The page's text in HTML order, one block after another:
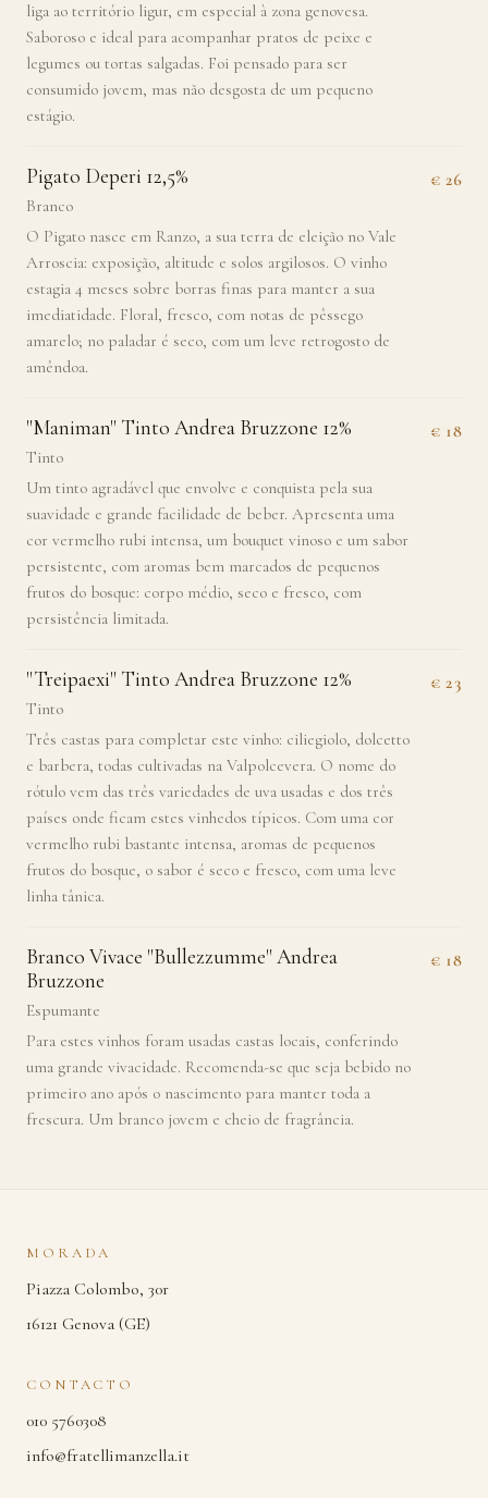
liga ao território ligur, em especial à zona genovesa.
Saboroso e ideal para acompanhar pratos de peixe e
legumes ou tortas salgadas. Foi pensado para ser
consumido jovem, mas não desgosta de um pequeno
estágio.
Pigato Deperi 12,5%
Branco
O Pigato nasce em Ranzo, a sua terra de eleição no Vale
Arroscia: exposição, altitude e solos argilosos. O vinho
estagia 4 meses sobre borras finas para manter a sua
imediatidade. Floral, fresco, com notas de pêssego
amarelo; no paladar é seco, com um leve retrogosto de
amêndoa.
€ 26
"Maniman" Tinto Andrea Bruzzone 12%
Tinto
Um tinto agradável que envolve e conquista pela sua
suavidade e grande facilidade de beber. Apresenta uma
cor vermelho rubi intensa, um bouquet vinoso e um sabor
persistente, com aromas bem marcados de pequenos
frutos do bosque: corpo médio, seco e fresco, com
persistência limitada.
€ 18
"Treipaexi" Tinto Andrea Bruzzone 12%
Tinto
Três castas para completar este vinho: ciliegiolo, dolcetto
e barbera, todas cultivadas na Valpolcevera. O nome do
rótulo vem das três variedades de uva usadas e dos três
países onde ficam estes vinhedos típicos. Com uma cor
vermelho rubi bastante intensa, aromas de pequenos
frutos do bosque, o sabor é seco e fresco, com uma leve
linha tânica.
€ 23
Branco Vivace "Bullezzumme" Andrea
Bruzzone
Espumante
Para estes vinhos foram usadas castas locais, conferindo
uma grande vivacidade. Recomenda-se que seja bebido no
primeiro ano após o nascimento para manter toda a
frescura. Um branco jovem e cheio de fragrância.
€ 18
MORADA
Piazza Colombo, 30r
16121 Genova (GE)
CONTACTO
010 5760308
info@fratellimanzella.it